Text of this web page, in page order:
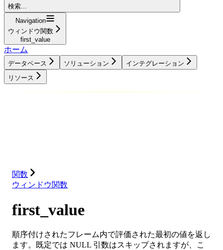
検索...
Navigation
ウィンドウ関数
first_value
ホーム
データベース ソリューション
インテグレーション
リソース
関数
ウィンドウ関数
first_value
順序付けされたフレーム内で評価された最初の値を返し
ます。既定では NULL 引数はスキップされますが、こ